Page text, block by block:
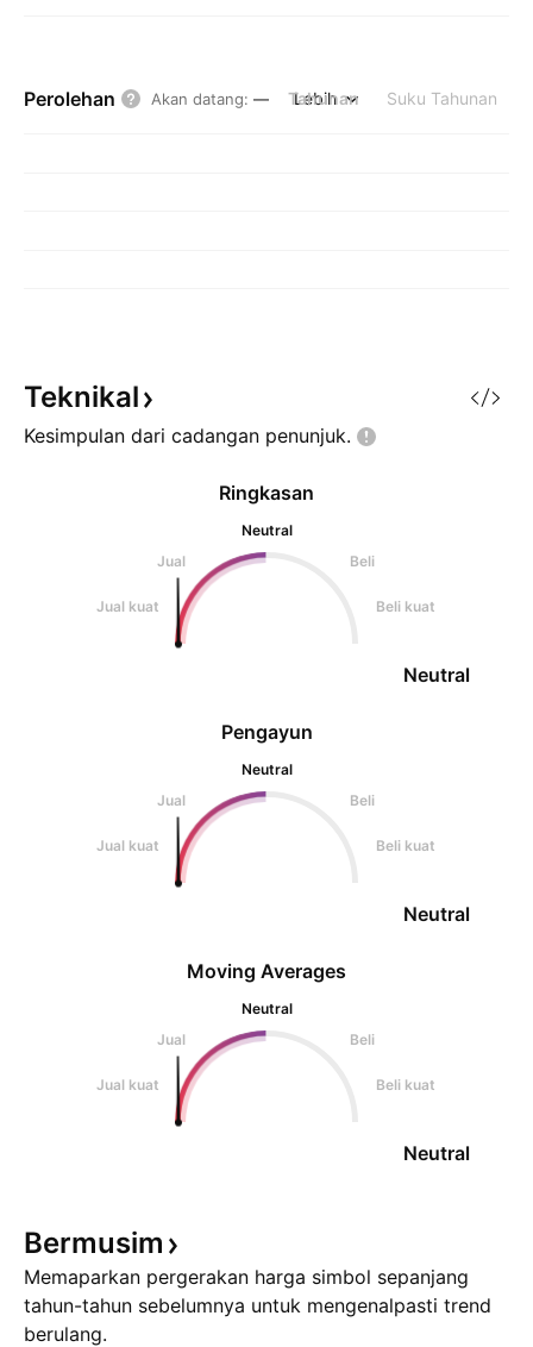
Perolehan Akan datang: — Tahunan Suku Tahunan
Lebih
Teknikal
Kesimpulan dari cadangan penunjuk.
Pengayun
Neutral
Jual
Beli
Jual kuat Beli kuat
Neutral
Ringkasan
Neutral
Jual
Beli
Jual kuat Beli kuat
Neutral
Moving Averages
Neutral
Jual
Beli
Jual kuat Beli kuat
Neutral
Bermusim
Memaparkan pergerakan harga simbol sepanjang
tahun-tahun sebelumnya untuk mengenalpasti trend
berulang.